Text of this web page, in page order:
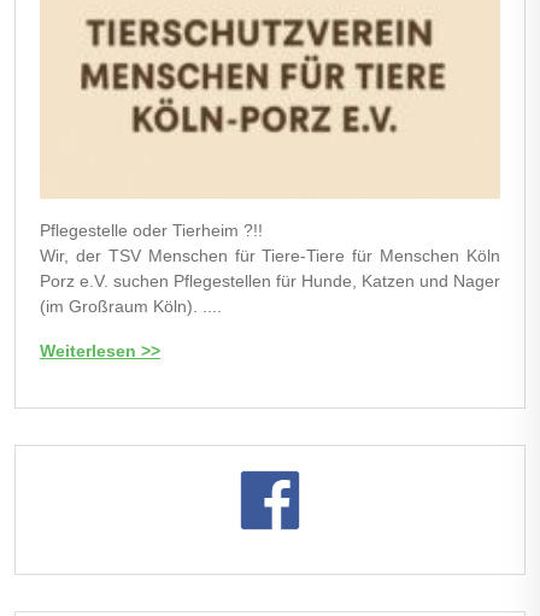
Pflegestelle oder Tierheim ?!!
Wir, der TSV Menschen für Tiere-Tiere für Menschen Köln
Porz e.V. suchen Pflegestellen für Hunde, Katzen und Nager
(im Großraum Köln). ....
Weiterlesen >>